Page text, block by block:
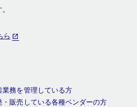
ら
務を管理している方
販売している各種ベンダーの方